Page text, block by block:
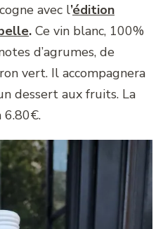
avec l’édition
. Ce vin blanc, 100%
d’agrumes, de
vert. Il accompagnera
dessert aux fruits. La
6.80€.